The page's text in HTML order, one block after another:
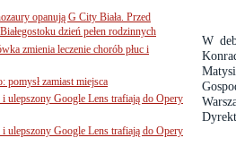
W
opanują G City Biała. Przed
dzień pełen rodzinnych
zmienia leczenie chorób płuc i
pomysł zamiast miejsca
ulepszony Google Lens trafiają do Opery
ulepszony Google Lens trafiają do Opery